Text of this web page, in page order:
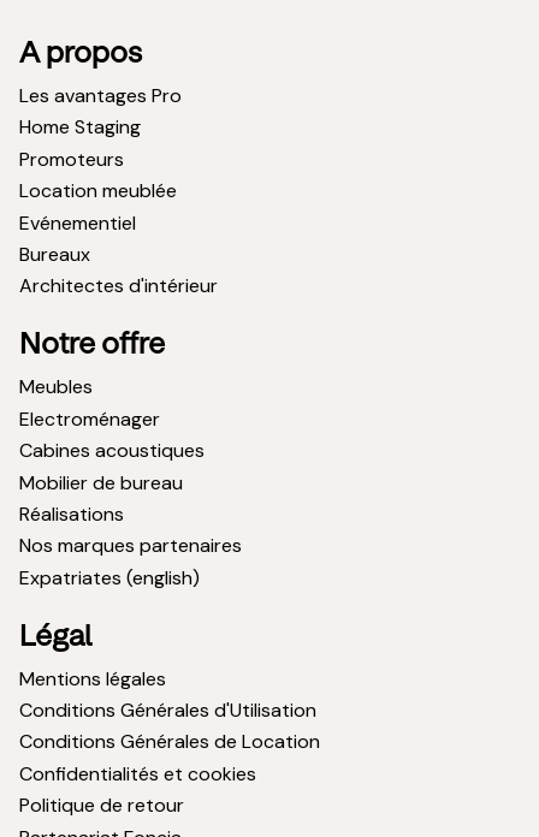
A propos
Les avantages Pro
Home Staging
Promoteurs
Location meublée
Evénementiel
Bureaux
Architectes d'intérieur
Notre offre
Meubles
Electroménager
Cabines acoustiques
Mobilier de bureau
Réalisations
Nos marques partenaires
Expatriates (english)
Légal
Mentions légales
Conditions Générales d'Utilisation
Conditions Générales de Location
Confidentialités et cookies
Politique de retour